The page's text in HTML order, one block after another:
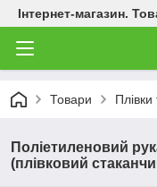
Інтернет-магазин.
Товари
Поліетиленовий
(плівковий